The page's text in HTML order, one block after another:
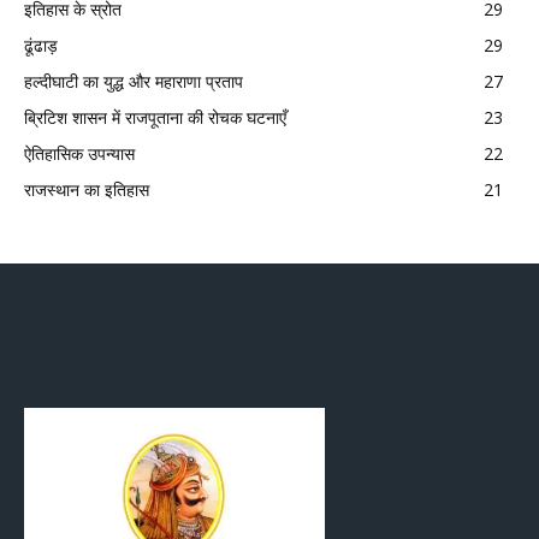
इतिहास के स्रोत
29
ढूंढाड़
29
हल्दीघाटी का युद्ध और महाराणा प्रताप
27
ब्रिटिश शासन में राजपूताना की रोचक घटनाएँ
23
ऐतिहासिक उपन्यास
22
राजस्थान का इतिहास
21